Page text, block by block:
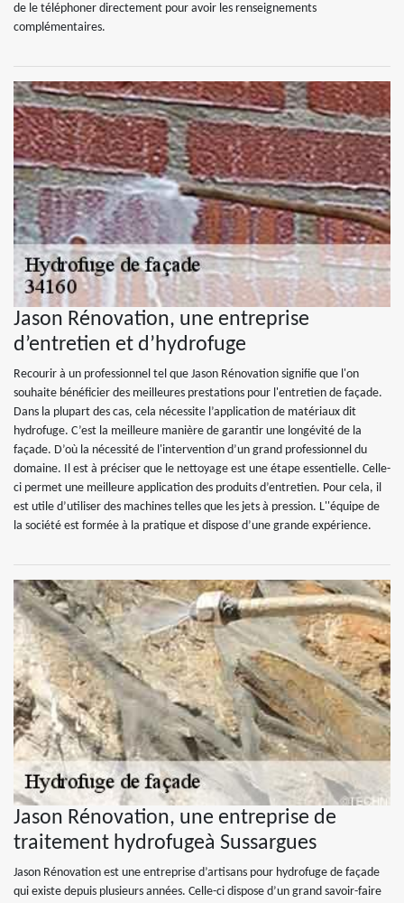
de le téléphoner directement pour avoir les renseignements
complémentaires.
Jason Rénovation, une entreprise
d’entretien et d’hydrofuge
Recourir à un professionnel tel que Jason Rénovation signifie que l'on
souhaite bénéficier des meilleures prestations pour l'entretien de façade.
Dans la plupart des cas, cela nécessite l’application de matériaux dit
hydrofuge. C’est la meilleure manière de garantir une longévité de la
façade. D’où la nécessité de l'intervention d’un grand professionnel du
domaine. Il est à préciser que le nettoyage est une étape essentielle. Celle-
ci permet une meilleure application des produits d’entretien. Pour cela, il
est utile d’utiliser des machines telles que les jets à pression. L''équipe de
la société est formée à la pratique et dispose d’une grande expérience.
Jason Rénovation, une entreprise de
traitement hydrofugeà Sussargues
Jason Rénovation est une entreprise d’artisans pour hydrofuge de façade
qui existe depuis plusieurs années. Celle-ci dispose d’un grand savoir-faire